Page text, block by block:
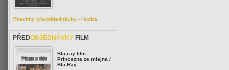
Všechny předobjednávky - Hudba
PŘEDOBJEDNÁVKY FILM
Blu-ray film -
Princezna ze mlejna /
Blu-Ray